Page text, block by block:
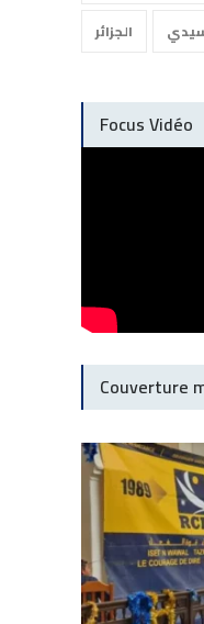
الجزائر
Focus Vidéo
Couverture